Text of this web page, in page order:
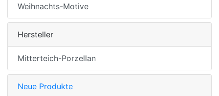
Weihnachts-Motive
Hersteller
Mitterteich-Porzellan
Neue Produkte